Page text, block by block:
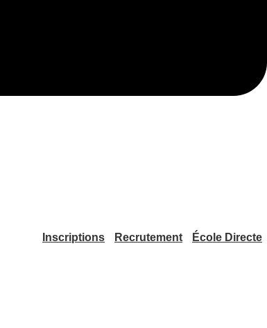
Inscriptions Recrutement École Directe